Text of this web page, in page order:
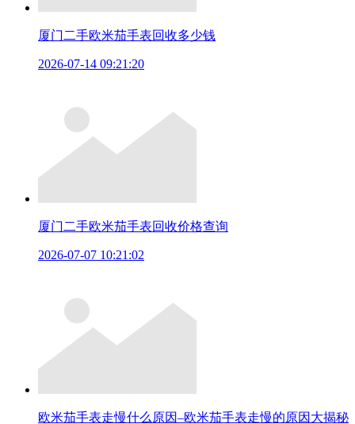
厦门二手欧米茄手表回收多少钱
2026-07-14 09:21:20
厦门二手欧米茄手表回收价格查询
2026-07-07 10:21:02
欧米茄手表走慢什么原因–欧米茄手表走慢的原因大揭秘